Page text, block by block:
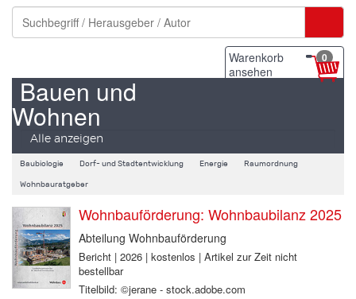
Warenkorb
ansehen
0
Bauen und
Wohnen
Alle anzeigen
Baubiologie Dorf- und Stadtentwicklung Energie Raumordnung
Wohnbauratgeber
Wohnbauförderung: Wohnbaubilanz 2025
Abteilung Wohnbauförderung
Bericht | 2026 | kostenlos | Artikel zur Zeit nicht
bestellbar
Titelbild: ©jerane - stock.adobe.com